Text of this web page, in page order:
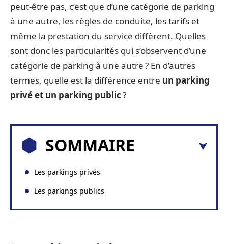
peut-être pas, c’est que d’une catégorie de parking
à une autre, les règles de conduite, les tarifs et
même la prestation du service diffèrent. Quelles
sont donc les particularités qui s’observent d’une
catégorie de parking à une autre ? En d’autres
termes, quelle est la différence entre un parking
privé et un parking public?
SOMMAIRE
Les parkings privés
Les parkings publics